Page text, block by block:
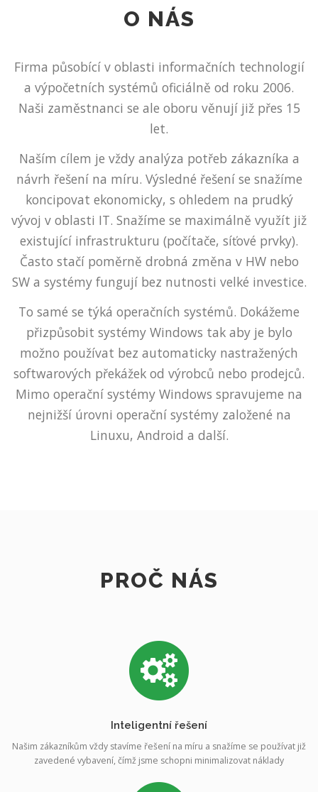
O NÁS
Firma působící v oblasti informačních technologií
a výpočetních systémů oficiálně od roku 2006.
Naši zaměstnanci se ale oboru věnují již přes 15
let.
Naším cílem je vždy analýza potřeb zákazníka a
návrh řešení na míru. Výsledné řešení se snažíme
koncipovat ekonomicky, s ohledem na prudký
vývoj v oblasti IT. Snažíme se maximálně využít již
existující infrastrukturu (počítače, síťové prvky).
Často stačí poměrně drobná změna v HW nebo
SW a systémy fungují bez nutnosti velké investice.
To samé se týká operačních systémů. Dokážeme
přizpůsobit systémy Windows tak aby je bylo
možno používat bez automaticky nastražených
softwarových překážek od výrobců nebo prodejců.
Mimo operační systémy Windows spravujeme na
nejnižší úrovni operační systémy založené na
Linuxu, Android a další.
PROČ NÁS
Inteligentní řešení
Našim zákazníkům vždy stavíme řešení na míru a snažíme se používat již
zavedené vybavení, čímž jsme schopni minimalizovat náklady